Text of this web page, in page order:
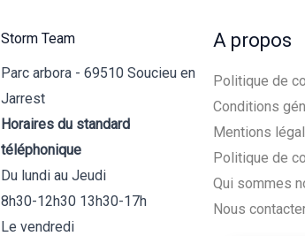
Storm Team
Parc arbora - 69510 Soucieu en
Jarrest
Horaires du standard
téléphonique
Du lundi au Jeudi
8h30-12h30 13h30-17h
Le vendredi
A propos
Politique de
Conditions
Mentions
Politique de
Qui sommes
Nous